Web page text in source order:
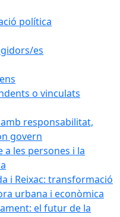
política
es
o vinculats
amb responsabilitat,
govern
a les persones i la
i Reixac: transformació
urbana i econòmica
el futur de la